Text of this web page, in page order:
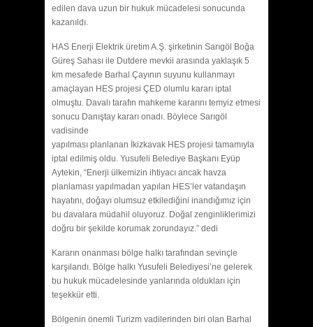
edilen dava uzun bir hukuk mücadelesi sonucunda
kazanıldı.
HAS Enerji Elektrik üretim A.Ş. şirketinin Sarıgöl Boğa
Güreş Sahası ile Dutdere mevkii arasında yaklaşık 5
km mesafede Barhal Çayının suyunu kullanmayı
amaçlayan HES projesi ÇED olumlu kararı iptal
olmuştu. Davalı tarafın mahkeme kararını temyiz etmesi
sonucu Danıştay kararı onadı. Böylece Sarıgöl
vadisinde
yapılması planlanan İkizkavak HES projesi tamamıyla
iptal edilmiş oldu. Yusufeli Belediye Başkanı Eyüp
Aytekin, “Enerji ülkemizin ihtiyacı ancak havza
planlaması yapılmadan yapılan HES’ler vatandaşın
hayatını, doğayı olumsuz etkilediğini inandığımız için
bu davalara müdahil oluyoruz. Doğal zenginliklerimizi
doğru bir şekilde korumak zorundayız.” dedi
Kararın onanması bölge halkı tarafından sevinçle
karşılandı. Bölge halkı Yusufeli Belediyesi’ne gelerek
bu hukuk mücadelesinde yanlarında oldukları için
teşekkür etti.
Bölgenin önemli Turizm vadilerinden biri olan Barhal